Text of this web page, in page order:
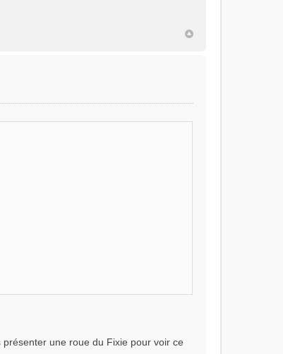
une roue du Fixie pour voir ce